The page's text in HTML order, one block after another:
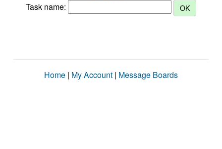
Task name:
Home | My Account | Message Boards